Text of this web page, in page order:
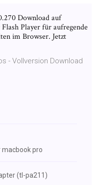
Download auf
Player für aufregende
im Browser. Jetzt
- Vollversion Download
pro
(tl-pa211)